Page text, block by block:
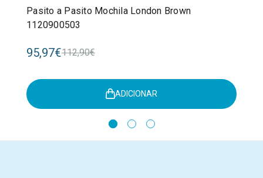
Pasito a Pasito Mochila London Brown
1120900503
95,97€112,90€
ADICIONAR